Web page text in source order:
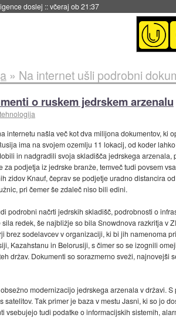
inteligence::včeraj ob 21:23
» Na internet ušli podrobni
o ruskem jedrskem arzenalu
internetu našla več kot dva milijona dokumentov, ki
ima na svojem ozemlju 11 lokacij, od koder
in nadgradili svoja skladišča jedrskega arzenala,
podjetja iz jedrske branže, temveč tudi povsem
zidov Knauf, čeprav se podjetje uradno distancira
pri čemer še zdaleč niso bili edini.
podrobni načrti jedrskih skladišč, podrobnosti o
redek, še najbližje so bila Snowdnova razkritja v
brez sodelavcev v organizaciji, ki bi jih namenoma
Kazahstanu in Belorusiji, s čimer so se izognili
držav. Dokumenti so sorazmerno sveži, najnovejši
modernizacijo jedrskega arzenala v državi.
Tak primer je baza v mestu Jasni, ki so jo
vsebujejo tudi podatke o informacijskih sistemih,